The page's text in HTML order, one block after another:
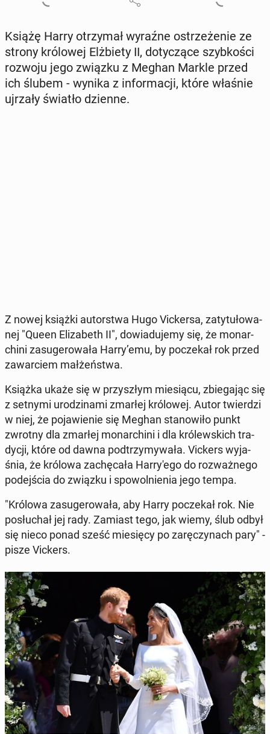
Książę Harry otrzy­mał wyraźne ostrze­że­nie ze
strony kró­lo­wej Elż­bie­ty II, do­ty­czą­ce szyb­ko­ści
rozwoju jego związku z Meghan Markle przed
ich ślubem - wynika z in­for­ma­cji, które właśnie
ujrzały światło dzienne.
Z nowej książki au­tor­stwa Hugo Vic­ker­sa, za­ty­tu­ło­wa­
nej "Queen Eli­za­beth II", do­wia­du­je­my się, że mo­nar­
chi­ni za­su­ge­ro­wa­ła Harry’emu, by po­cze­kał rok przed
za­war­ciem mał­żeń­stwa.
Książka ukaże się w przy­szłym mie­sią­cu, zbie­ga­jąc się
z setnymi uro­dzi­na­mi zmarłej kró­lo­wej. Autor twier­dzi
w niej, że po­ja­wie­nie się Meghan sta­no­wi­ło punkt
zwrotny dla zmarłej mo­nar­chi­ni i dla kró­lew­skich tra­
dy­cji, które od dawna pod­trzy­my­wa­ła. Vickers wy­ja­
śnia, że ​​kró­lo­wa za­chę­ca­ła Har­ry­'e­go do roz­waż­ne­go
po­dej­ścia do związku i spo­wol­nie­nia jego tempa.
"Królowa za­su­ge­ro­wa­ła, aby Harry po­cze­kał rok. Nie
po­słu­chał jej rady. Zamiast tego, jak wiemy, ślub odbył
się nieco ponad sześć mie­się­cy po za­rę­czy­nach pary" -
pisze Vickers.